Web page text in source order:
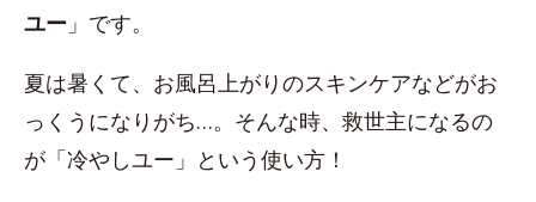
ユー 」です。
夏は暑くて、お風呂上がりのスキンケアなどがお
っくうになりがち…。そんな時、救世主になるの
が「冷やしユー」という使い方！